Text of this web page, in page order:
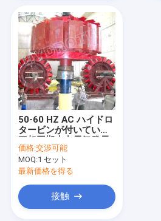
フランジバタフライバルブ
フランジゲートバルブ
フランジのグローブ バルブ
発電機励磁制御系
水力タービン知事
50-60 HZ AC ハイドロ
タービンが付いている
機の刺激システム
価格:交渉可能
MOQ:1 セット
最新価格を得る
接触